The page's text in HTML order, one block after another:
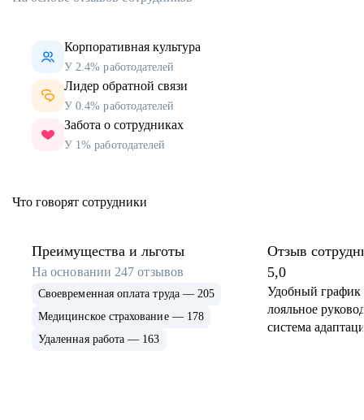
Корпоративная культура
У 2.4% работодателей
Лидер обратной связи
У 0.4% работодателей
Забота о сотрудниках
У 1% работодателей
Что говорят сотрудники
Преимущества и льготы
На основании 247 отзывов
Своевременная оплата труда — 205
Медицинское страхование — 178
Удаленная работа — 163
Отзыв
5,0
Удобный график
лояльное
система